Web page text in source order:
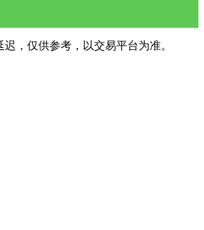
迟，仅供参考，以交易平台为准。